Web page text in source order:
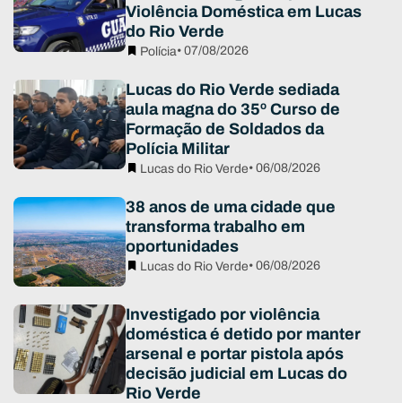
Violência Doméstica em Lucas
do Rio Verde
Polícia• 07/08/2026
Lucas do Rio Verde sediada
aula magna do 35º Curso de
Formação de Soldados da
Polícia Militar
Lucas do Rio Verde• 06/08/2026
38 anos de uma cidade que
transforma trabalho em
oportunidades
Lucas do Rio Verde• 06/08/2026
Investigado por violência
doméstica é detido por manter
arsenal e portar pistola após
decisão judicial em Lucas do
Rio Verde